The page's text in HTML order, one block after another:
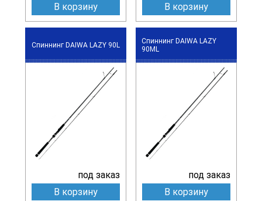
В корзину
В корзину
Спиннинг DAIWA LAZY 90L
под заказ
В корзину
Спиннинг DAIWA LAZY
90ML
под заказ
В корзину